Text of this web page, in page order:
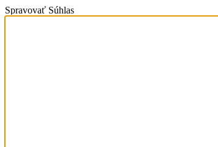
Spravovať Súhlas